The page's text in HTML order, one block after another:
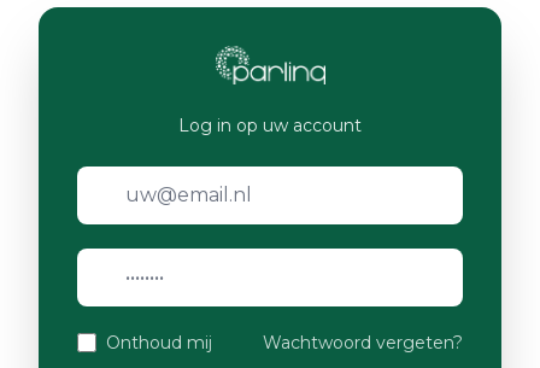
Log in op uw account
Onthoud mij Wachtwoord vergeten?